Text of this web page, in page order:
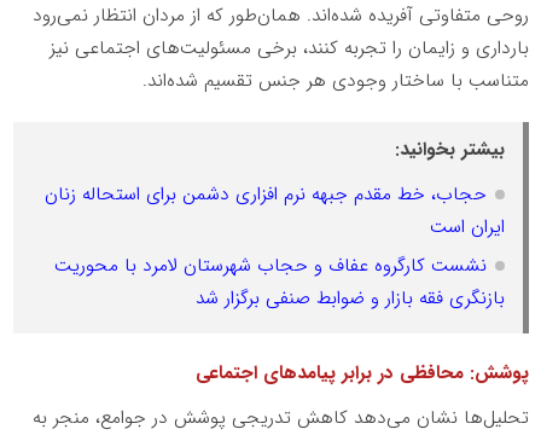
روحی متفاوتی آفریده شده‌اند. همان‌طور که از مردان انتظار نمی‌رود
بارداری و زایمان را تجربه کنند، برخی مسئولیت‌های اجتماعی نیز
متناسب با ساختار وجودی هر جنس تقسیم شده‌اند.
بیشتر بخوانید:
حجاب، خط مقدم جبهه نرم افزاری دشمن برای استحاله زنان
ایران است
نشست کارگروه عفاف و حجاب شهرستان لامرد با محوریت
بازنگری فقه بازار و ضوابط صنفی برگزار شد
پوشش: محافظی در برابر پیامدهای اجتماعی
تحلیل‌ها نشان می‌دهد کاهش تدریجی پوشش در جوامع، منجر به